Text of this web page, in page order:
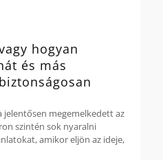
hogyan
és más
jelentősen megemelkedett az
szintén sok nyaralni
amikor eljön az ideje,